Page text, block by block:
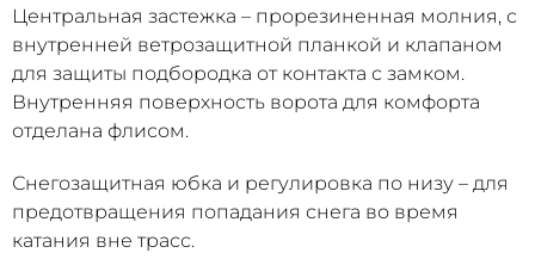
Центральная застежка – прорезиненная молния, с
внутренней ветрозащитной планкой и клапаном
для защиты подбородка от контакта с замком.
Внутренняя поверхность ворота для комфорта
отделана флисом.
Снегозащитная юбка и регулировка по низу – для
предотвращения попадания снега во время
катания вне трасс.